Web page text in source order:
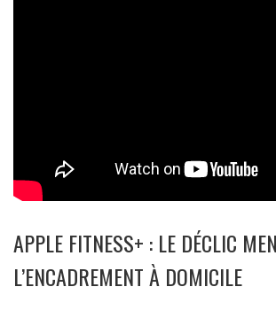
APPLE FITNESS+ : LE DÉCLIC
L’ENCADREMENT À DOMICILE